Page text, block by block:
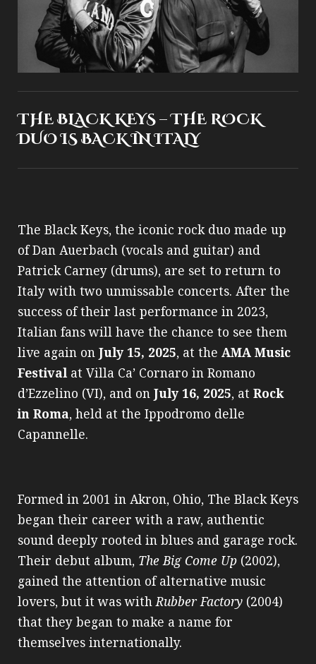
THE BLACK KEYS – THE ROCK
DUO IS BACK IN ITALY
The Black Keys, the iconic rock duo made up
of Dan Auerbach (vocals and guitar) and
Patrick Carney (drums), are set to return to
Italy with two unmissable concerts. After the
success of their last performance in 2023,
Italian fans will have the chance to see them
live again on July 15, 2025, at the AMA Music
Festival at Villa Ca’ Cornaro in Romano
d’Ezzelino (VI), and on July 16, 2025, at Rock
in Roma, held at the Ippodromo delle
Capannelle.
Formed in 2001 in Akron, Ohio, The Black Keys
began their career with a raw, authentic
sound deeply rooted in blues and garage rock.
Their debut album, The Big Come Up (2002),
gained the attention of alternative music
lovers, but it was withRubber Factory (2004)
that they began to make a name for
themselves internationally.